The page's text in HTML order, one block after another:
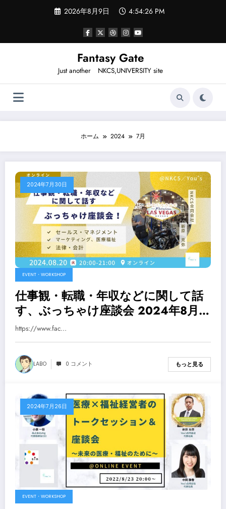
ツ
2026年8月9日 4:54:26 PM
Fantasy Gate
Just another NKCS,UNIVERSITY site
ホーム 2024 7月
2024年7月30日
EVENT・WORKSHOP
仕事観・転職・年収などに関して話
す、ぶっちゃけ座談会 2024年8月
20日火曜日 20:00〜21:00
https://www.fac…
LABO 0 コメント もっと見る
2024年7月26日
EVENT・WORKSHOP